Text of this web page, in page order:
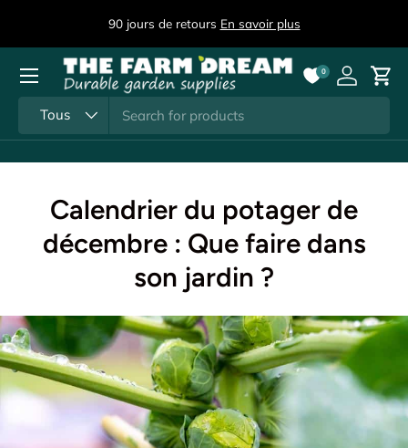
Aller au contenu
90 jours de retours En savoir plus
Tous
0
Se
Menu
Calendrier du potager de
décembre : Que faire dans
son jardin ?